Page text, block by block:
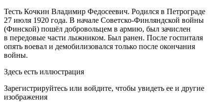
Тесть Кочкин Владимир Федосеевич. Родился в Петрограде
27 июля 1920 года. В начале Советско-Финляндской войны
(Финской) пошёл добровольцем в армию, был зачислен
в передовые части лыжником. Был ранен. После госпиталя
опять воевал и демобилизовался только после окончания
войны.
Здесь есть иллюстрация
Зарегистрируйтесь или войдите, чтобы увидеть ее и другие
изображения